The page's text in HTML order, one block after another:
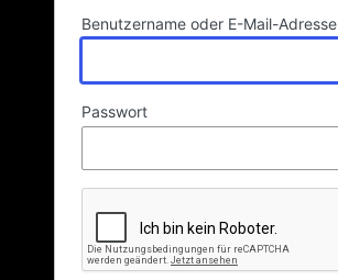
Benutzername oder E-Mail-Adresse
Passwort